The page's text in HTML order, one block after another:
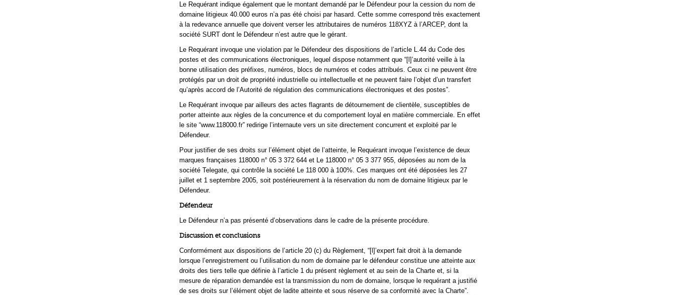
Le Requérant indique également que le montant demandé par le Défendeur pour la cession du nom de
domaine litigieux 40.000 euros n’a pas été choisi par hasard. Cette somme correspond très exactement
à la redevance annuelle que doivent verser les attributaires de numéros 118XYZ à l’ARCEP, dont la
société SURT dont le Défendeur n’est autre que le gérant.
Le Requérant invoque une violation par le Défendeur des dispositions de l’article L.44 du Code des
postes et des communications électroniques, lequel dispose notamment que “[l]’autorité veille à la
bonne utilisation des préfixes, numéros, blocs de numéros et codes attribués. Ceux ci ne peuvent être
protégés par un droit de propriété industrielle ou intellectuelle et ne peuvent faire l’objet d’un transfert
qu’après accord de l’Autorité de régulation des communications électroniques et des postes”.
Le Requérant invoque par ailleurs des actes flagrants de détournement de clientèle, susceptibles de
porter atteinte aux règles de la concurrence et du comportement loyal en matière commerciale. En effet
le site “www.118000.fr” redirige l’internaute vers un site directement concurrent et exploité par le
Défendeur.
Pour justifier de ses droits sur l’élément objet de l’atteinte, le Requérant invoque l’existence de deux
marques françaises 118000 n° 05 3 372 644 et Le 118000 n° 05 3 377 955, déposées au nom de la
société Telegate, qui contrôle la société Le 118 000 à 100%. Ces marques ont été déposées les 27
juillet et 1 septembre 2005, soit postérieurement à la réservation du nom de domaine litigieux par le
Défendeur.
Défendeur
Le Défendeur n’a pas présenté d’observations dans le cadre de la présente procédure.
Discussion et conclusions
Conformément aux dispositions de l’article 20 (c) du Règlement, “[l]’expert fait droit à la demande
lorsque l’enregistrement ou l’utilisation du nom de domaine par le défendeur constitue une atteinte aux
droits des tiers telle que définie à l’article 1 du présent règlement et au sein de la Charte et, si la
mesure de réparation demandée est la transmission du nom de domaine, lorsque le requérant a justifié
de ses droits sur l’élément objet de ladite atteinte et sous réserve de sa conformité avec la Charte”.